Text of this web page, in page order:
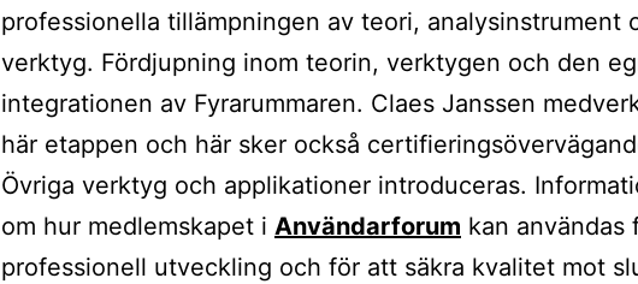
professionella tillämpningen av teori, analysinstrument
verktyg. Fördjupning inom teorin, verktygen och den
integrationen av Fyrarummaren. Claes Janssen
här etappen och här sker också
Övriga verktyg och applikationer introduceras.
om hur medlemskapet i Användarforum kan användas
professionell utveckling och för att säkra kvalitet mot